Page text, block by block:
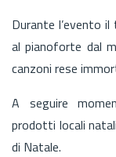
Durante l’evento il
al pianoforte dal
canzoni rese
A seguire
prodotti locali
di Natale.